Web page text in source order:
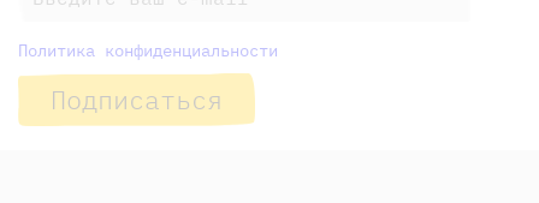
Политика конфиденциальности
Подписаться